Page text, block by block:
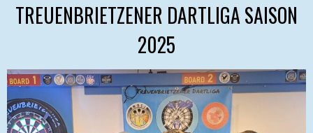
TREUENBRIETZENER DARTLIGA SAISON
2025